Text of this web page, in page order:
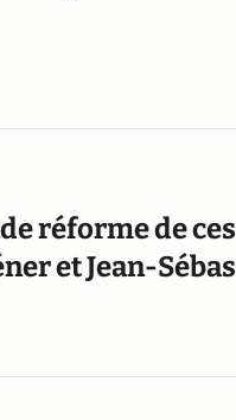
réforme de
et Jean-